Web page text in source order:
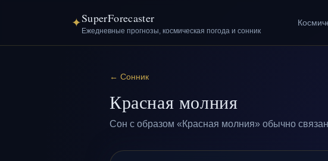
✦SuperForecaster
Ежедневные прогнозы, космическая погода и сонник
← Сонник
Красная молния
Сон с образом «Красная молния» обычно